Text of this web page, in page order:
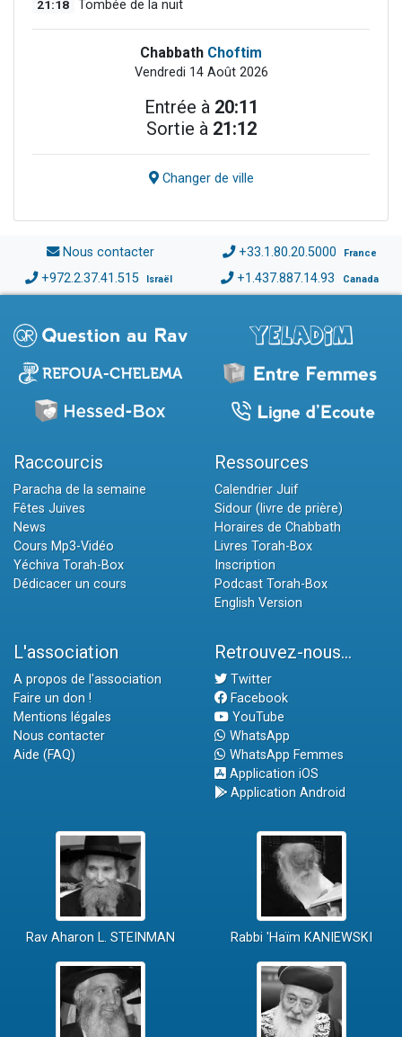
21:18 Tombée de la nuit
Chabbath Choftim
Vendredi 14 Août 2026
Entrée à 20:11
Sortie à 21:12
Changer de ville
Nous contacter +33.1.80.20.5000 France
+972.2.37.41.515 Israël +1.437.887.14.93 Canada
Raccourcis
Paracha de la semaine
Fêtes Juives
News
Cours Mp3-Vidéo
Yéchiva Torah-Box
Dédicacer un cours
Ressources
Calendrier Juif
Sidour (livre de prière)
Horaires de Chabbath
Livres Torah-Box
Inscription
Podcast Torah-Box
English Version
L'association
A propos de l'association
Faire un don !
Mentions légales
Nous contacter
Aide (FAQ)
Retrouvez-nous...
Twitter
Facebook
YouTube
WhatsApp
WhatsApp Femmes
Application iOS
Application Android
Rav Aharon L. STEINMAN Rabbi 'Haïm KANIEWSKI